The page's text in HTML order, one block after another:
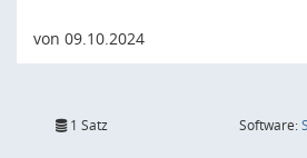
von 09.10.2024
1 Satz Software: